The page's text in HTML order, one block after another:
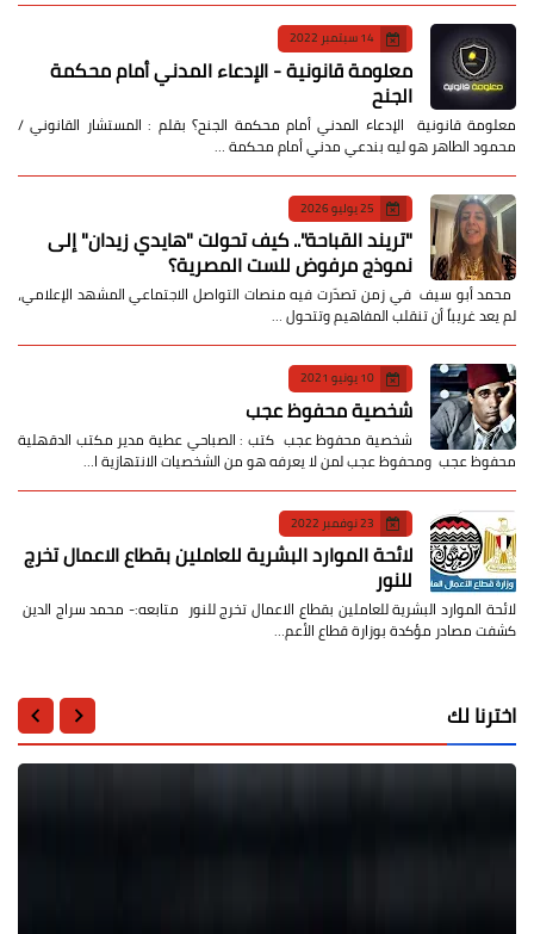
14 سبتمبر 2022
معلومة قانونية - الإدعاء المدني أمام محكمة
الجنح
معلومة قانونية الإدعاء المدني أمام محكمة الجنح؟ بقلم : المستشار القانوني /
محمود الطاهر هو ليه بندعي مدني أمام محكمة …
25 يوليو 2026
​"تريند القباحة".. كيف تحولت "هايدي زيدان" إلى
نموذج مرفوض للست المصرية؟
​ محمد أبو سيف ​في زمن تصدّرت فيه منصات التواصل الاجتماعي المشهد الإعلامي،
لم يعد غريباً أن تنقلب المفاهيم وتتحول …
10 يونيو 2021
شخصية محفوظ عجب
شخصية محفوظ عجب كتب : الصباحي عطية مدير مكتب الدقهلية
محفوظ عجب ومحفوظ عجب لمن لا يعرفه هو من الشخصيات الانتهازية ا…
23 نوفمبر 2022
لائحة الموارد البشرية للعاملين بقطاع الاعمال تخرج
للنور
لائحة الموارد البشرية للعاملين بقطاع الاعمال تخرج للنور متابعه:- محمد سراج الدين
كشفت مصادر مؤكدة بوزارة قطاع الأعم…
اخترنا لك